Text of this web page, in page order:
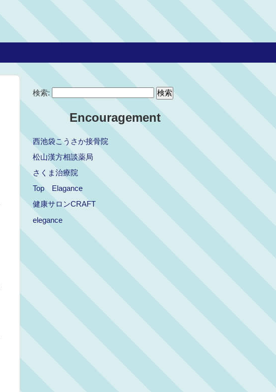
検索:
Encouragement
西池袋こうさか接骨院
松山漢方相談薬局
さくま治療院
Top Elagance
健康サロンCRAFT
elegance